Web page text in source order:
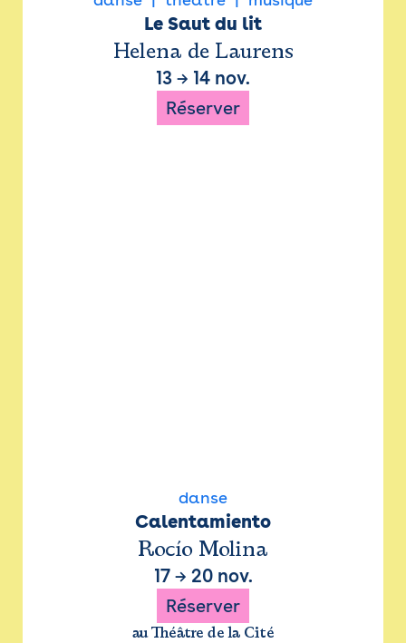
Le Saut du lit
Helena de Laurens
13 → 14 nov.
Réserver
danse
Calentamiento
Rocío Molina
17→ 20 nov.
Réserver
au Théâtre de la Cité